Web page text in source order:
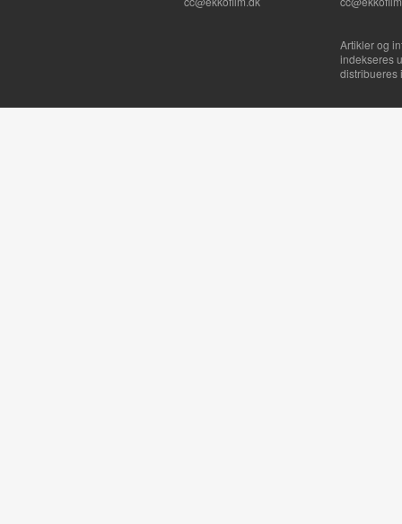
Artikler og
indekseres
distribueres